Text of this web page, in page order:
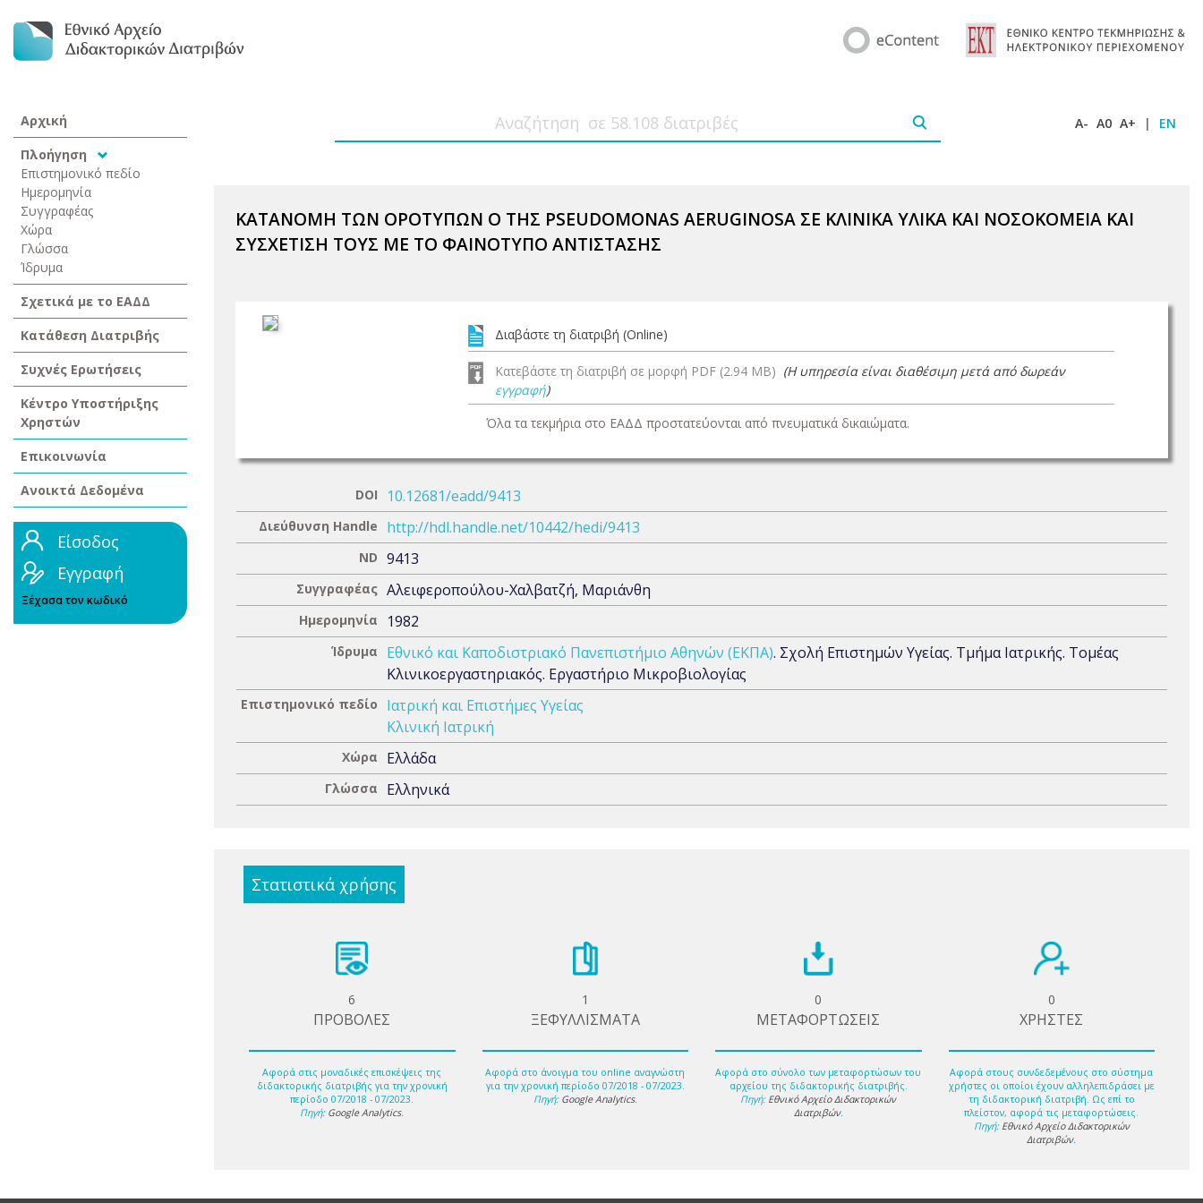
Αρχική
Πλοήγηση
Επιστημονικό πεδίο
Ημερομηνία
Συγγραφέας
Χώρα
Γλώσσα
Ίδρυμα
Σχετικά με το ΕΑΔΔ
Κατάθεση Διατριβής
Συχνές Ερωτήσεις
Κέντρο Υποστήριξης
Χρηστών
Επικοινωνία
Ανοικτά Δεδομένα
Είσοδος
Εγγραφή
Ξέχασα τον κωδικό
A- A0 A+ | EN
ΚΑΤΑΝΟΜΗ ΤΩΝ ΟΡΟΤΥΠΩΝ Ο ΤΗΣ PSEUDOMONAS AERUGINOSA ΣΕ ΚΛΙΝΙΚΑ ΥΛΙΚΑ ΚΑΙ ΝΟΣΟΚΟΜΕΙΑ ΚΑΙ
ΣΥΣΧΕΤΙΣΗ ΤΟΥΣ ΜΕ ΤΟ ΦΑΙΝΟΤΥΠΟ ΑΝΤΙΣΤΑΣΗΣ
Διαβάστε τη διατριβή (Online)
Κατεβάστε τη διατριβή σε μορφή PDF (2.94 MB) (Η υπηρεσία είναι διαθέσιμη μετά από δωρεάν
εγγραφή)
Όλα τα τεκμήρια στο ΕΑΔΔ προστατεύονται από πνευματικά δικαιώματα.
DOI 10.12681/eadd/9413
Διεύθυνση Handle http://hdl.handle.net/10442/hedi/9413
ND 9413
Συγγραφέας Αλειφεροπούλου-Χαλβατζή, Μαριάνθη
Ημερομηνία 1982
Ίδρυμα Εθνικό και Καποδιστριακό Πανεπιστήμιο Αθηνών (ΕΚΠΑ). Σχολή Επιστημών Υγείας. Τμήμα Ιατρικής. Τομέας
Κλινικοεργαστηριακός. Εργαστήριο Μικροβιολογίας
Επιστημονικό πεδίο
Ιατρική και Επιστήμες Υγείας
Κλινική Ιατρική
Χώρα Ελλάδα
Γλώσσα Ελληνικά
Στατιστικά χρήσης
6
ΠΡΟΒΟΛΕΣ
Αφορά στις μοναδικές επισκέψεις της
διδακτορικής διατριβής για την χρονική
περίοδο 07/2018 - 07/2023.
Πηγή: Google Analytics.
1
ΞΕΦΥΛΛΙΣΜΑΤΑ
Αφορά στο άνοιγμα του online αναγνώστη
για την χρονική περίοδο 07/2018 - 07/2023.
Πηγή: Google Analytics.
0
ΜΕΤΑΦΟΡΤΩΣΕΙΣ
Αφορά στο σύνολο των μεταφορτώσων του
αρχείου της διδακτορικής διατριβής.
Πηγή: Εθνικό Αρχείο Διδακτορικών
Διατριβών.
0
ΧΡΗΣΤΕΣ
Αφορά στους συνδεδεμένους στο σύστημα
χρήστες οι οποίοι έχουν αλληλεπιδράσει με
τη διδακτορική διατριβή. Ως επί το
πλείστον, αφορά τις μεταφορτώσεις.
Πηγή: Εθνικό Αρχείο Διδακτορικών
Διατριβών.